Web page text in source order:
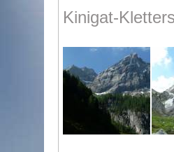
Kinigat-